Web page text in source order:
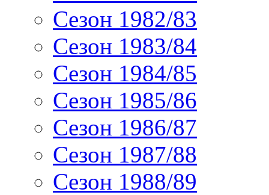
Сезон 1982/83
Сезон 1983/84
Сезон 1984/85
Сезон 1985/86
Сезон 1986/87
Сезон 1987/88
Сезон 1988/89